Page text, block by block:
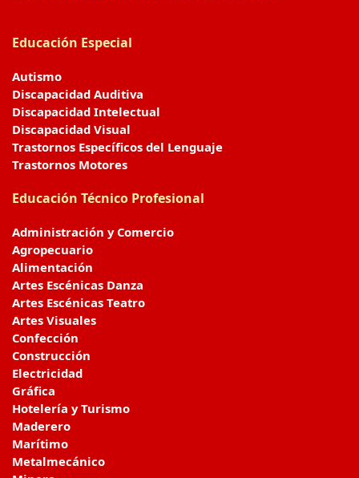
Educación Especial
Autismo
Discapacidad Auditiva
Discapacidad Intelectual
Discapacidad Visual
Trastornos Específicos del Lenguaje
Trastornos Motores
Educación Técnico Profesional
Administración y Comercio
Agropecuario
Alimentación
Artes Escénicas Danza
Artes Escénicas Teatro
Artes Visuales
Confección
Construcción
Electricidad
Gráfica
Hotelería y Turismo
Maderero
Marítimo
Metalmecánico